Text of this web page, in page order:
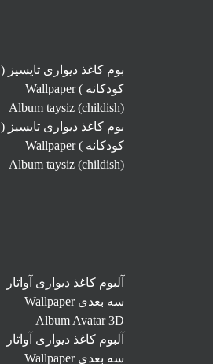
بوم کاغذ دیواری تایسیز (
کودکانه ) Wallpaper
Album taysiz (childish)
بوم کاغذ دیواری تایسیز (
کودکانه ) Wallpaper
Album taysiz (childish)
آلبوم کاغذ دیواری آواتار
سه بعدی Wallpaper
Album Avatar 3D
آلبوم کاغذ دیواری آواتار
سه بعدی Wallpaper